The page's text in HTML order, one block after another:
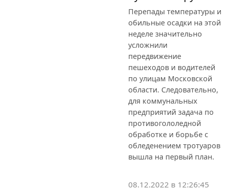
Перепады температуры и
обильные осадки на этой
неделе значительно
усложнили
передвижение
пешеходов и водителей
по улицам Московской
области. Следовательно,
для коммунальных
предприятий задача по
противогололедной
обработке и борьбе с
обледенением тротуаров
вышла на первый план.
08.12.2022 в 12:26:45